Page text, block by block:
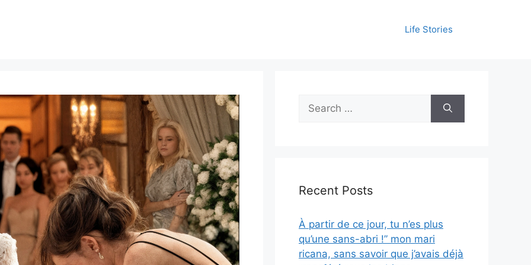
Life Stories
Search
for:
Recent Posts
À partir de ce jour, tu n’es plus
qu’une sans-abri !” mon mari
ricana, sans savoir que j’avais déjà